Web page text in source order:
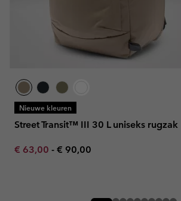
Nieuwe kleuren
Street Transit™ III 30 L uniseks rugzak
Minimum sale price:
€ 63,00 - Maximum price:
€ 90,00